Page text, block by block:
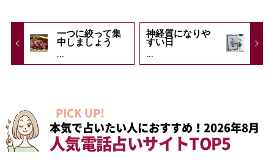
一つに絞って集
中しましょう
...
神経質になりや
すい日
...
PICK UP!
本気で占いたい人におすすめ！2026年8月
人気電話占いサイトTOP5